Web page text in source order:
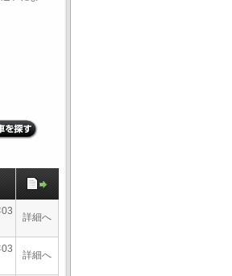
詳細へ
詳細へ